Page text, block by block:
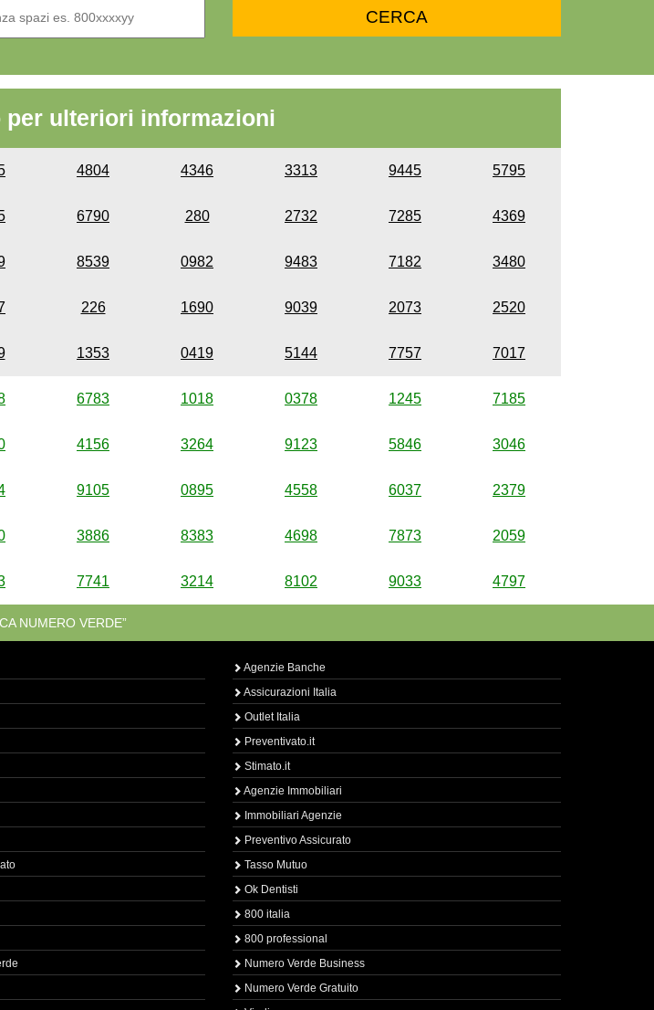
per ulteriori informazioni
4804 4346 3313 9445 5795
6790 280 2732 7285 4369
8539 0982 9483 7182 3480
226 1690 9039 2073 2520
1353 0419 5144 7757 7017
6783 1018 0378 1245 7185
4156 3264 9123 5846 3046
9105 0895 4558 6037 2379
3886 8383 4698 7873 2059
7741 3214 8102 9033 4797
NUMERO VERDE”
Agenzie Banche
Assicurazioni Italia
Outlet Italia
Preventivato.it
Stimato.it
Agenzie Immobiliari
Immobiliari Agenzie
Preventivo Assicurato
Tasso Mutuo
Ok Dentisti
800 italia
800 professional
Numero Verde Business
Numero Verde Gratuito